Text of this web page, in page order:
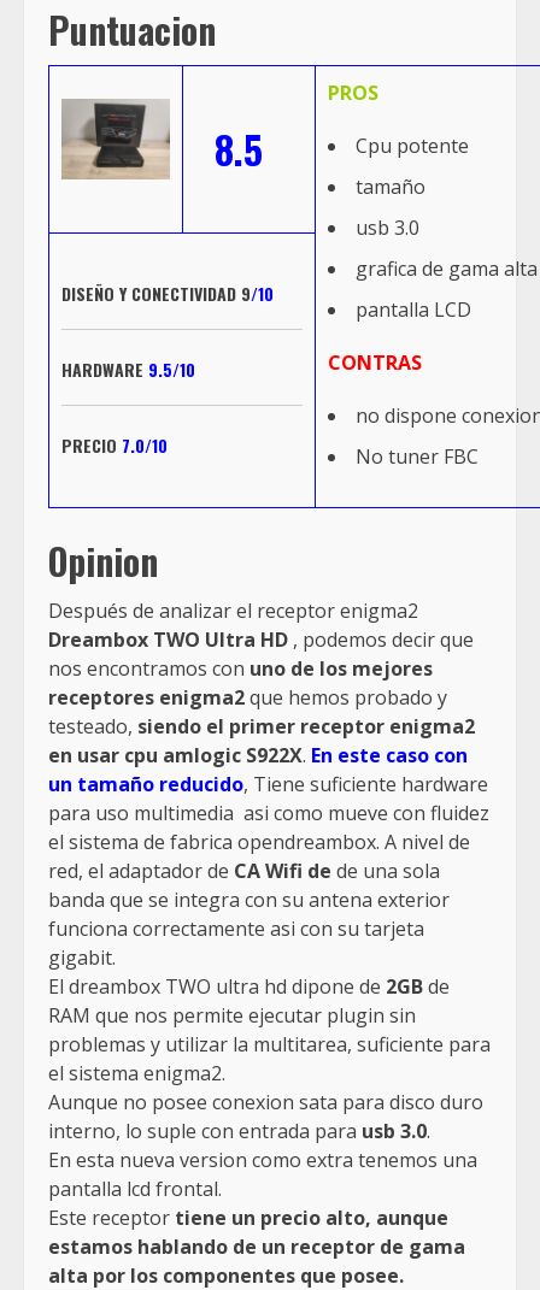
Puntuacion
8.5
PROS
Cpu potente
tamaño
usb 3.0
grafica de gama alta
pantalla LCD
CONTRAS
no dispone
No tuner FBC
DISEÑO Y CONECTIVIDAD 9/10
HARDWARE 9.5/10
PRECIO 7.0/10
Opinion
Después de analizar el receptor enigma2
Dreambox TWO Ultra HD , podemos decir que
nos encontramos con uno de los mejores
receptores enigma2que hemos probado y
testeado, siendo el primer receptor enigma2
en usar cpu amlogic S922X. En este caso con
un tamaño reducido, Tiene suficiente hardware
para uso multimedia asi como mueve con fluidez
el sistema de fabrica opendreambox. A nivel de
red, el adaptador de CA Wifi de de una sola
banda que se integra con su antena exterior
funciona correctamente asi con su tarjeta
gigabit.
El dreambox TWO ultra hd dipone de 2GBde
RAM que nos permite ejecutar plugin sin
problemas y utilizar la multitarea, suficiente para
el sistema enigma2.
Aunque no posee conexion sata para disco duro
interno, lo suple con entrada para usb 3.0.
En esta nueva version como extra tenemos una
pantalla lcd frontal.
Este receptor tiene un precio alto, aunque
estamos hablando de un receptor de gama
alta por los componentes que posee.